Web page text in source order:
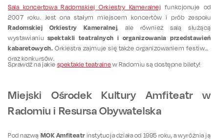
Sala koncertowa Radomskiej Orkiestry Kameralnej funkcjonuje od
2007 roku. Jest ona stałym miejscem koncertów i prób zespołu
Radomskiej Orkiestry Kameralnej, ale również salą służącą
wystawianiu spektakli teatralnych i organizowania przedstawień
kabaretowych. Orkiestra zajmuje się także organizowaniem festiwali
oraz konkursów.
Sprawdź na jakie spektakle teatralne w Radomiu są dostępne bilety!
Miejski Ośrodek Kultury Amfiteatr w
Radomiu i Resursa Obywatelska
Pod nazwą MOK Amfiteatrinstytucja działa od 1995 roku, a wyróżnia ją